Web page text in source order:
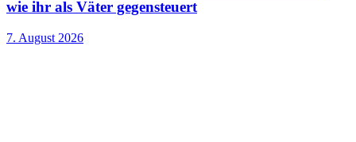
wie ihr als Väter gegensteuert
7. August 2026